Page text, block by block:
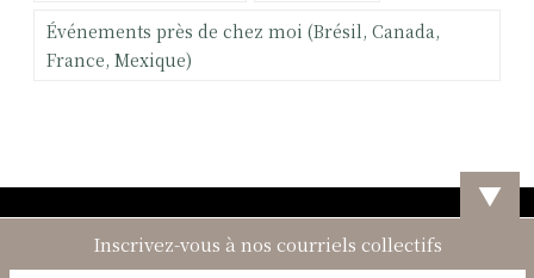
Événements près de chez moi (Brésil, Canada,
France, Mexique)
▼
Inscrivez-vous à nos courriels collectifs